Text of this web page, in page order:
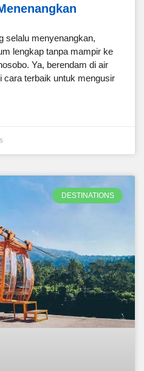
selalu menyenangkan,
lengkap tanpa mampir ke
Ya, berendam di air
cara terbaik untuk mengusir
DESTINATIONS